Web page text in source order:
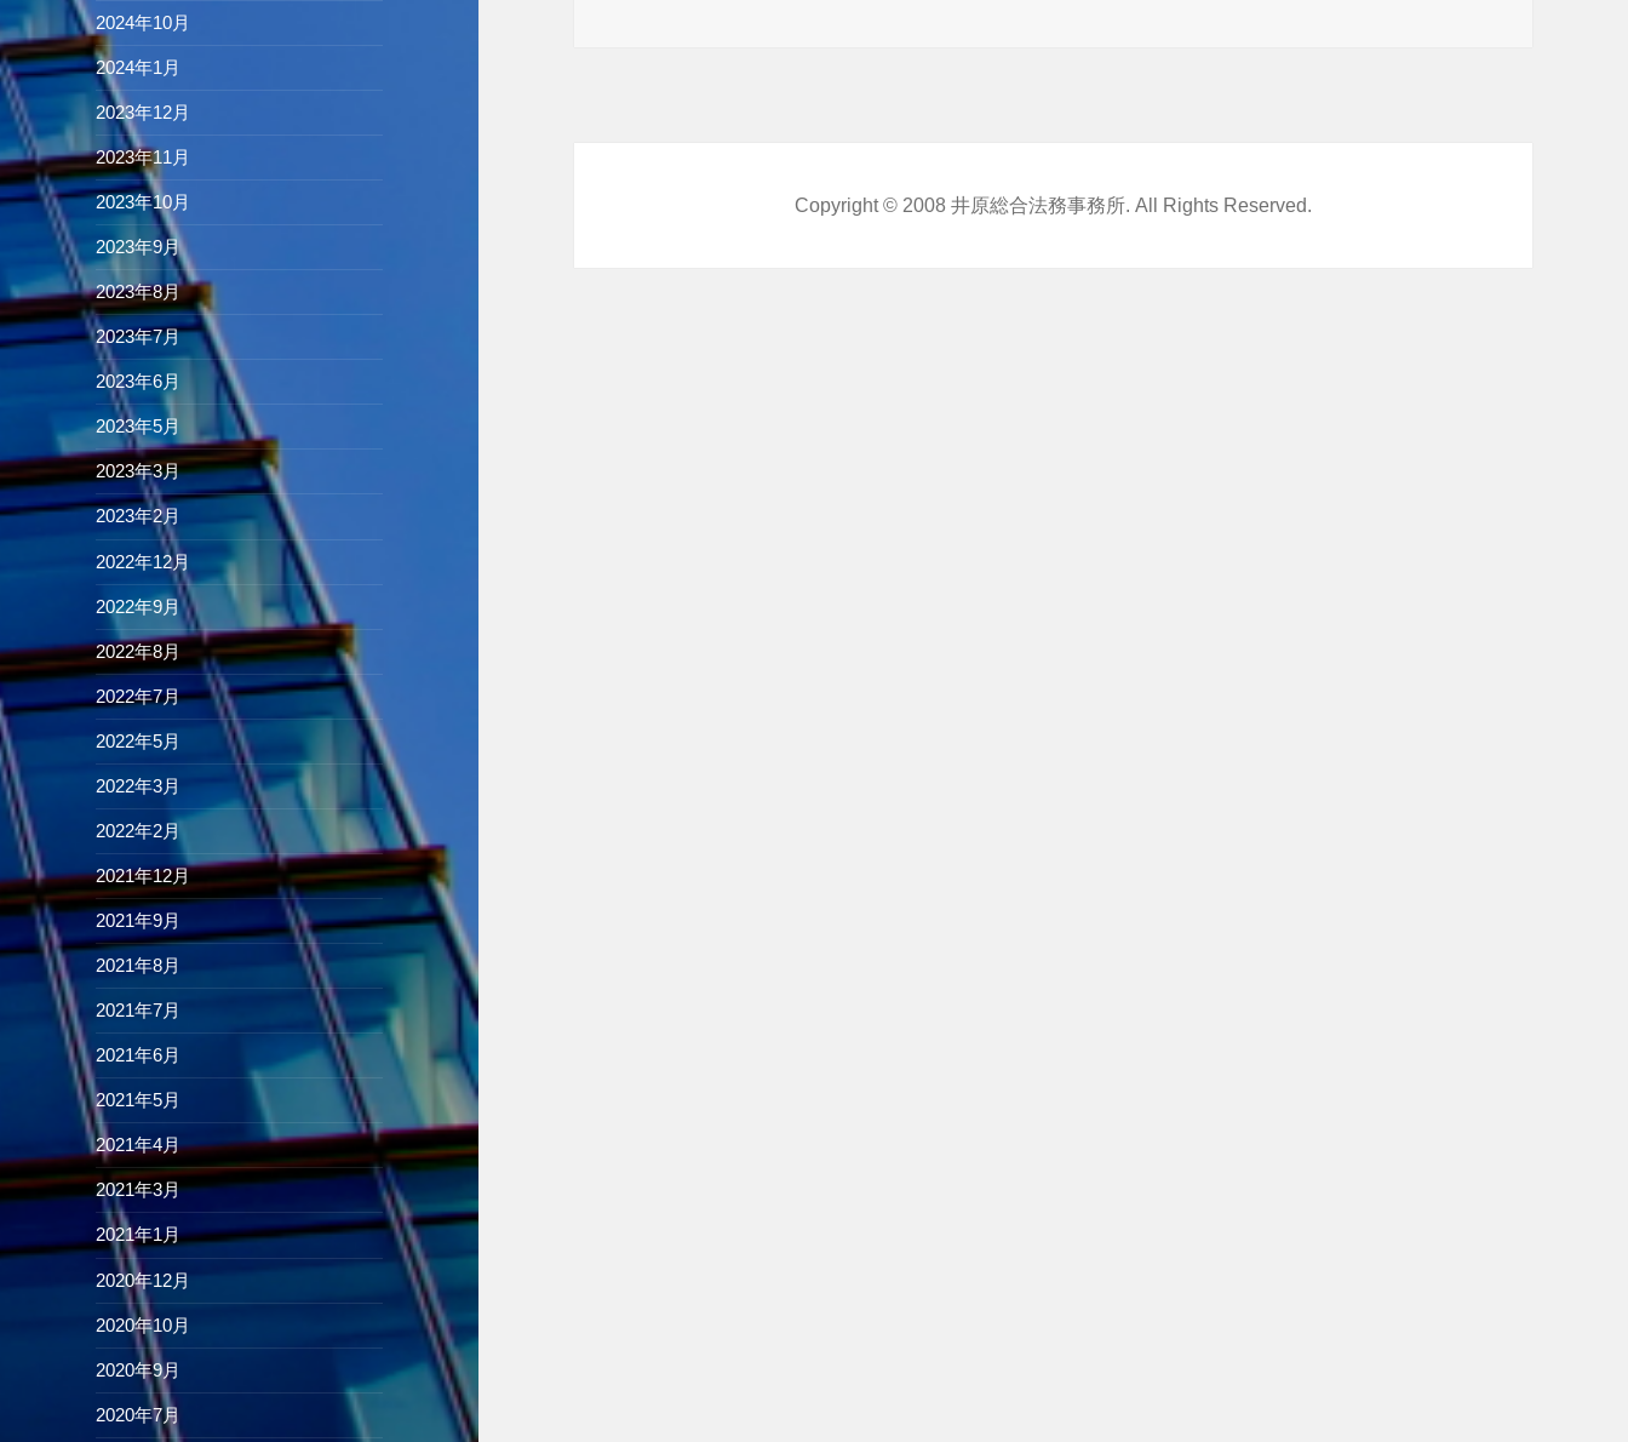
2024年10月
2024年1月
2023年12月
2023年11月
2023年10月
2023年9月
2023年8月
2023年7月
2023年6月
2023年5月
2023年3月
2023年2月
2022年12月
2022年9月
2022年8月
2022年7月
2022年5月
2022年3月
2022年2月
2021年12月
2021年9月
2021年8月
2021年7月
2021年6月
2021年5月
2021年4月
2021年3月
2021年1月
2020年12月
2020年10月
2020年9月
2020年7月
Copyright © 2008井原総合法務事務所. All Rights Reserved.